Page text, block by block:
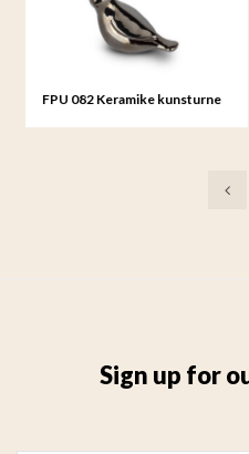
FPU 082 Keramike kunsturne
Sign up for